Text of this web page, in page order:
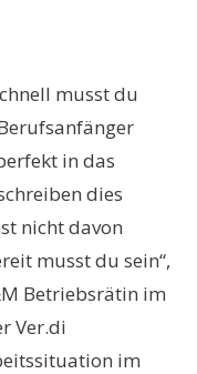
musst du
in das
dies
nicht davon
musst du sein“,
Betriebsrätin im
Ver.di
im